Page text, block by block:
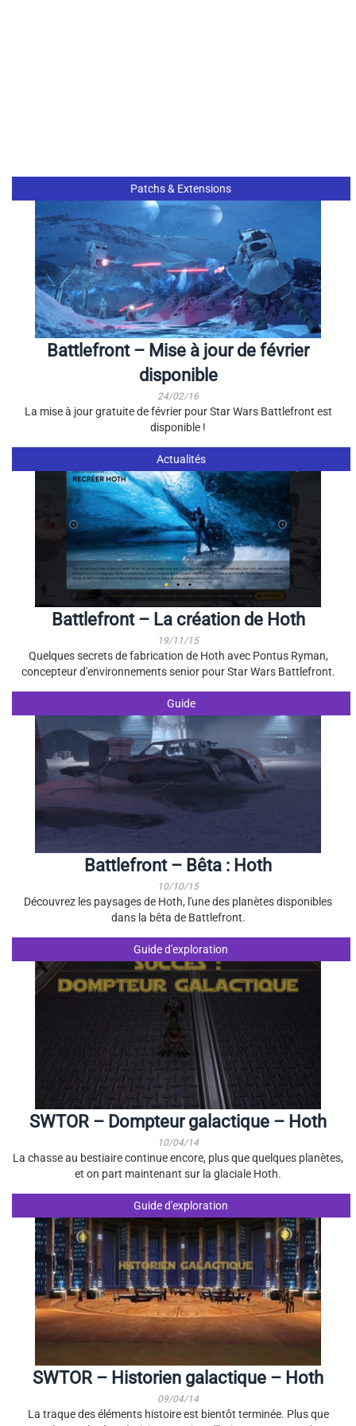
Patchs & Extensions
Battlefront – Mise à jour de février
disponible
24/02/16
La mise à jour gratuite de février pour Star Wars Battlefront est
disponible !
Actualités
Battlefront – La création de Hoth
19/11/15
Quelques secrets de fabrication de Hoth avec Pontus Ryman,
concepteur d'environnements senior pour Star Wars Battlefront.
Guide
Battlefront – Bêta : Hoth
10/10/15
Découvrez les paysages de Hoth, l'une des planètes disponibles
dans la bêta de Battlefront.
Guide d'exploration
SWTOR – Dompteur galactique – Hoth
10/04/14
La chasse au bestiaire continue encore, plus que quelques planètes,
et on part maintenant sur la glaciale Hoth.
Guide d'exploration
SWTOR – Historien galactique – Hoth
09/04/14
La traque des éléments histoire est bientôt terminée. Plus que